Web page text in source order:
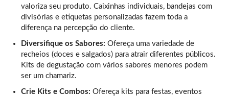
valoriza seu produto. Caixinhas individuais, bandejas com
divisórias e etiquetas personalizadas fazem toda a
diferença na percepção do cliente.
Diversifique os Sabores: Ofereça uma variedade de
recheios (doces e salgados) para atrair diferentes públicos.
Kits de degustação com vários sabores menores podem
ser um chamariz.
Crie Kits e Combos: Ofereça kits para festas, eventos